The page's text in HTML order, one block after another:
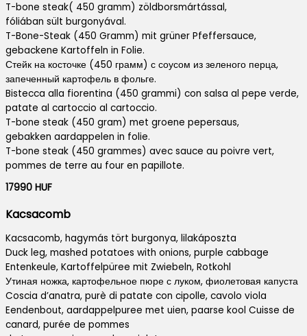
T-bone steak( 450 gramm) zöldborsmártással,
fóliában sült burgonyával.
T-Bone-Steak (450 Gramm) mit grüner Pfeffersauce,
gebackene Kartoffeln in Folie.
Стейк на косточке (450 грамм) с соусом из зеленого перца,
запеченный картофель в фольге.
Bistecca alla fiorentina (450 grammi) con salsa al pepe verde,
patate al cartoccio al cartoccio.
T-bone steak (450 gram) met groene pepersaus,
gebakken aardappelen in folie.
T-bone steak (450 grammes) avec sauce au poivre vert,
pommes de terre au four en papillote.
17990 HUF
Kacsacomb
Kacsacomb, hagymás tört burgonya, lilakáposzta
Duck leg, mashed potatoes with onions, purple cabbage
Entenkeule, Kartoffelpüree mit Zwiebeln, Rotkohl
Утиная ножка, картофельное пюре с луком, фиолетовая капуста
Coscia d’anatra, purè di patate con cipolle, cavolo viola
Eendenbout, aardappelpuree met uien, paarse kool Cuisse de
canard, purée de pommes